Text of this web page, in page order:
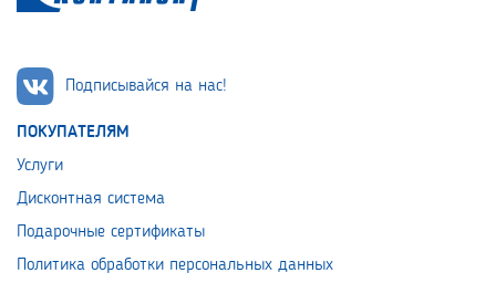
Подписывайся на нас!
ПОКУПАТЕЛЯМ
Услуги
Дисконтная система
Подарочные сертификаты
Политика обработки персональных данных